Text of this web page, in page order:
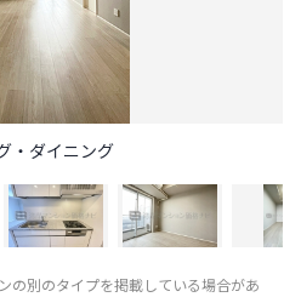
・ダイニング
の別のタイプを掲載している場合があ